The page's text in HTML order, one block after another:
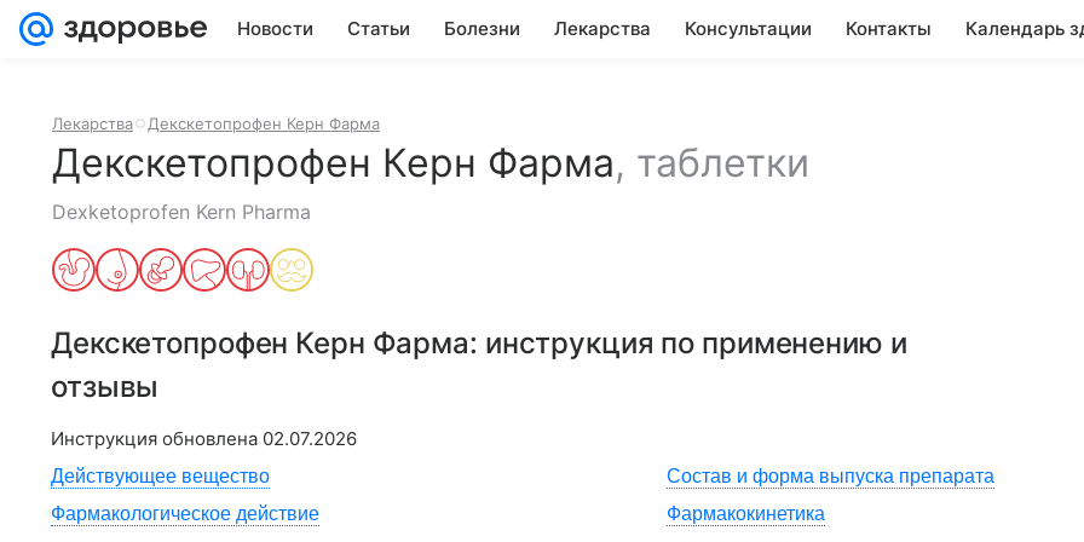
Новости Статьи Болезни Лекарства Консультации Контакты Календарь
Лекарства Декскетопрофен Керн Фарма
Декскетопрофен Керн Фарма, таблетки
Dexketoprofen Kern Pharma
Декскетопрофен Керн Фарма: инструкция по применению и
отзывы
Инструкция обновлена 02.07.2026
Действующее вещество
Состав и форма выпуска препарата
Фармакологическое действие
Фармакокинетика